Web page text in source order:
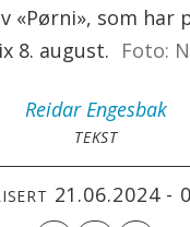
«Pørni», som har
8. august. Foto:
Reidar Engesbak
TEKST
21.06.2024 -